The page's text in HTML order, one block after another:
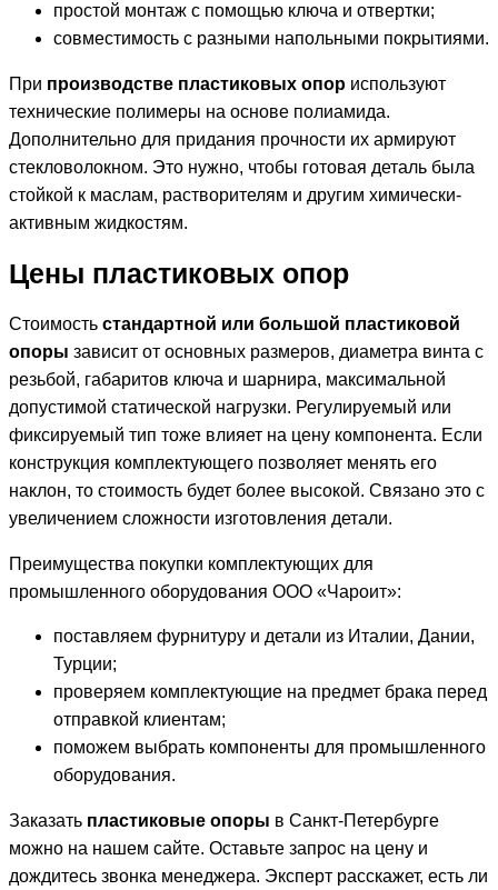
простой монтаж с помощью ключа и отвертки;
совместимость с разными напольными покрытиями.
При производстве пластиковых опор используют
технические полимеры на основе полиамида.
Дополнительно для придания прочности их армируют
стекловолокном. Это нужно, чтобы готовая деталь была
стойкой к маслам, растворителям и другим химически-
активным жидкостям.
Цены пластиковых опор
Стоимость стандартной или большой пластиковой
опоры зависит от основных размеров, диаметра винта с
резьбой, габаритов ключа и шарнира, максимальной
допустимой статической нагрузки. Регулируемый или
фиксируемый тип тоже влияет на цену компонента. Если
конструкция комплектующего позволяет менять его
наклон, то стоимость будет более высокой. Связано это с
увеличением сложности изготовления детали.
Преимущества покупки комплектующих для
промышленного оборудования ООО «Чароит»:
поставляем фурнитуру и детали из Италии, Дании,
Турции;
проверяем комплектующие на предмет брака перед
отправкой клиентам;
поможем выбрать компоненты для промышленного
оборудования.
Заказать пластиковые опоры в Санкт-Петербурге
можно на нашем сайте. Оставьте запрос на цену и
дождитесь звонка менеджера. Эксперт расскажет, есть ли